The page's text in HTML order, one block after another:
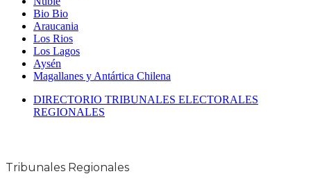
Bio Bio
Araucania
Los Rios
Los Lagos
Aysén
Magallanes y Antártica Chilena
DIRECTORIO TRIBUNALES ELECTORALES
REGIONALES
Tribunales Regionales